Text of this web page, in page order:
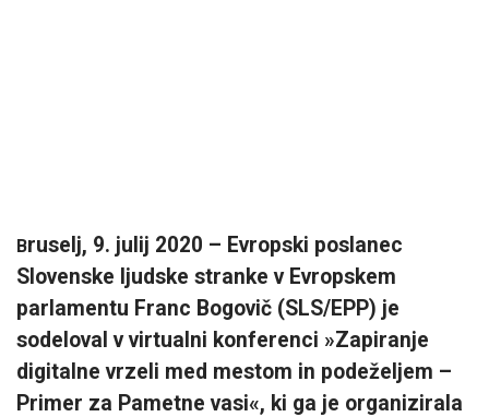
Bruselj, 9. julij 2020 – Evropski poslanec
Slovenske ljudske stranke v Evropskem
parlamentu Franc Bogovič (SLS/EPP) je
sodeloval v virtualni konferenci »Zapiranje
digitalne vrzeli med mestom in podeželjem –
Primer za Pametne vasi«, ki ga je organizirala